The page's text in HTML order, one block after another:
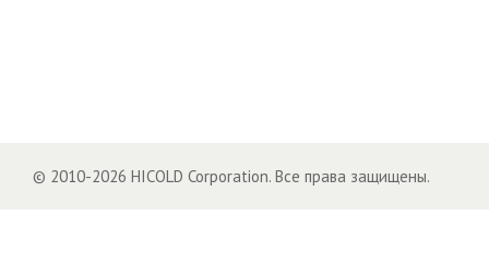
© 2010-2026 HICOLD Corporation. Все права защищены.